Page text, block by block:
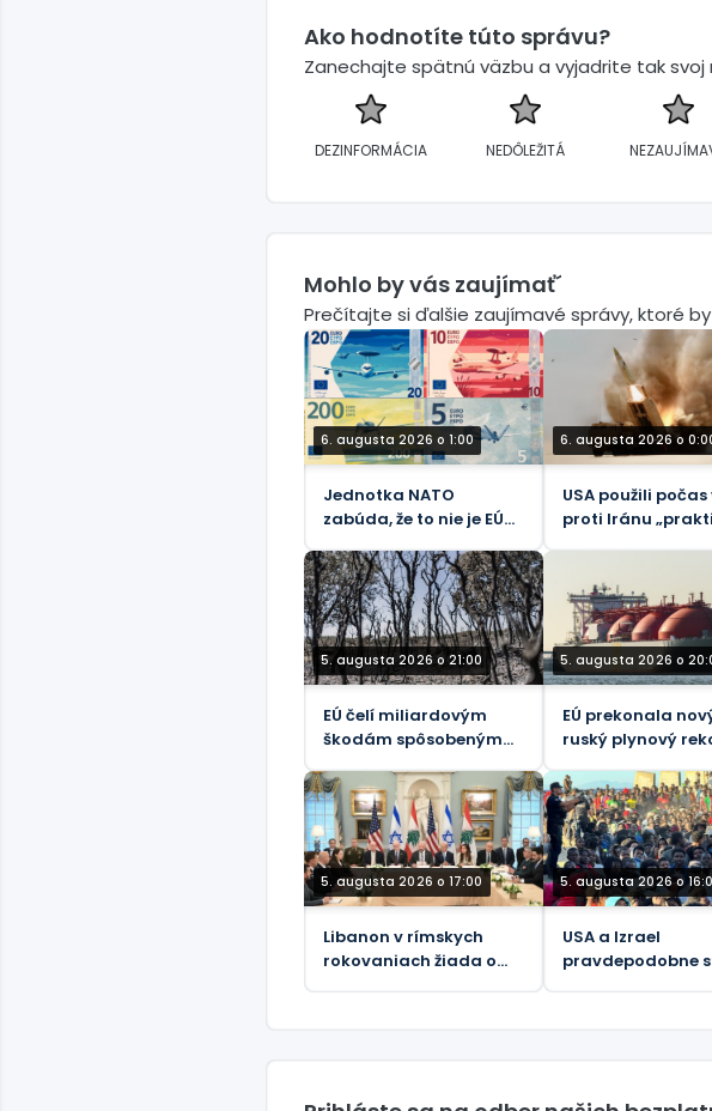
Ako hodnotíte túto správu?
Zanechajte spätnú väzbu a vyjadrite tak svoj
DEZINFORMÁCIA NEDÔLEŽITÁ
Mohlo by vás zaujímať´
Prečítajte si ďalšie zaujímavé správy, ktoré
6. augusta 2026 o 1:00
Jednotka NATO
zabúda, že to nie je EÚ
6. augusta 2026 o
USA použili
proti Iránu
Reuters
5. augusta 2026 o 21:00
EÚ čelí miliardovým
škodám spôsobeným
5. augusta 2026 o
EÚ prekonala
ruský plynový
zákazom – údaje
5. augusta 2026 o 17:00
Libanon v rímskych
rokovaniach žiada o
5. augusta 2026 o
USA a Izrael
pravdepodobne